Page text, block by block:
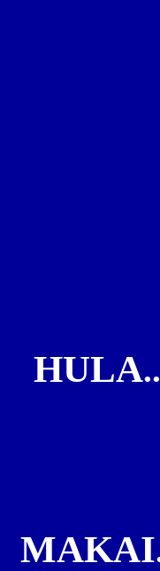
HULA
MAKAI